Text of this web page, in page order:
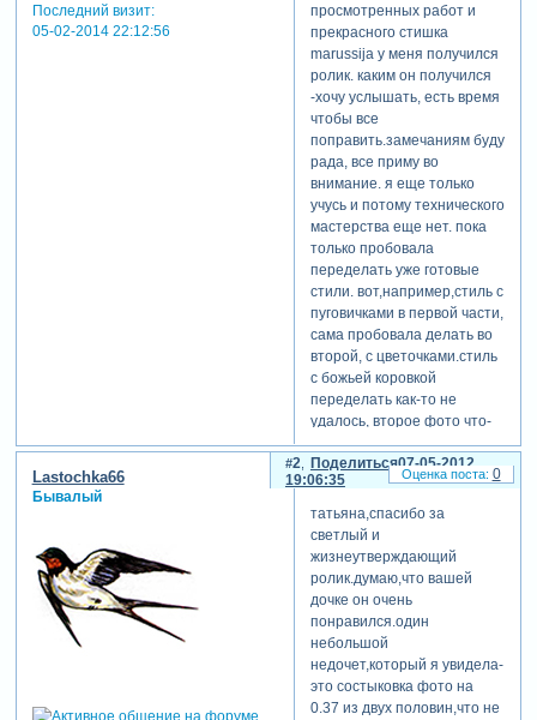
Последний визит:
05-02-2014 22:12:56
просмотренных работ и
прекрасного стишка
marussija у меня получился
ролик. каким он получился
-хочу услышать, есть время
чтобы все
поправить.замечаниям буду
рада, все приму во
внимание. я еще только
учусь и потому технического
мастерства еще нет. пока
только пробовала
переделать уже готовые
стили. вот,например,стиль с
пуговичками в первой части,
сама пробовала делать во
второй, с цветочками.стиль
с божьей коровкой
переделать как-то не
удалось, второе фото что-
то не так выходит.
материалы почти все взяты
с форума, за что огромное
спасибо создателям и
авторам,которые делятся
своими находками.
Поделиться
2
07-05-2012
19:06:35
Lastochka66
Бывалый
татьяна,спасибо за
светлый и
жизнеутверждающий
ролик.думаю,что вашей
дочке он очень
понравился.один
небольшой
недочет,который я увидела-
это состыковка фото на
0.37 из двух половин,что не
0